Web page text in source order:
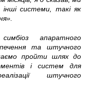
системи, такі як
апаратного
та штучного
пройти шлях до
і систем для
штучного